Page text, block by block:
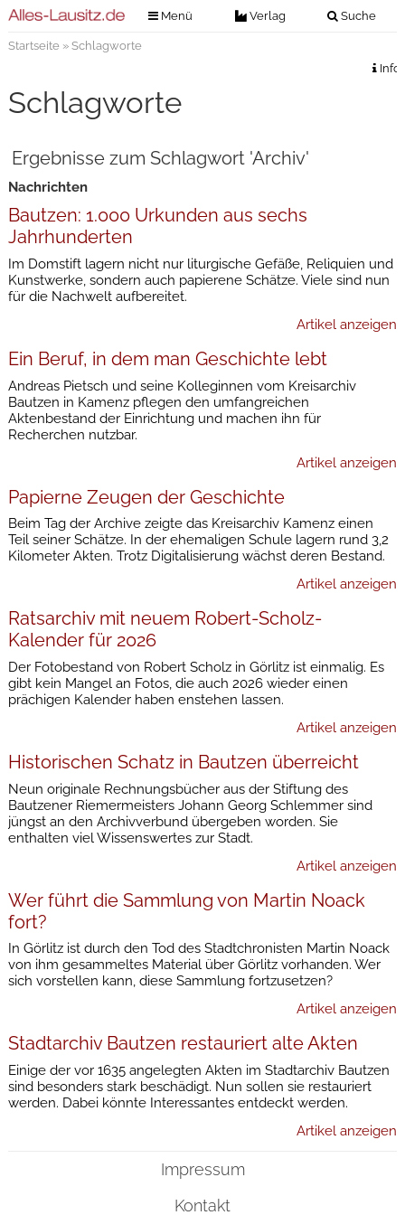
Menü Verlag Suche
Verlag
Kontakt
Anzeigenannahme
Startseite» Schlagworte
Info
Schlagworte
Ergebnisse zum Schlagwort 'Archiv'
Nachrichten
Bautzen: 1.000 Urkunden aus sechs
Jahrhunderten
Im Domstift lagern nicht nur liturgische Gefäße, Reliquien und
Kunstwerke, sondern auch papierene Schätze. Viele sind nun
für die Nachwelt aufbereitet.
Artikel anzeigen
Ein Beruf, in dem man Geschichte lebt
Andreas Pietsch und seine Kolleginnen vom Kreisarchiv
Bautzen in Kamenz pflegen den umfangreichen
Aktenbestand der Einrichtung und machen ihn für
Recherchen nutzbar.
Artikel anzeigen
Papierne Zeugen der Geschichte
Beim Tag der Archive zeigte das Kreisarchiv Kamenz einen
Teil seiner Schätze. In der ehemaligen Schule lagern rund 3,2
Kilometer Akten. Trotz Digitalisierung wächst deren Bestand.
Artikel anzeigen
Ratsarchiv mit neuem Robert-Scholz-
Kalender für 2026
Der Fotobestand von Robert Scholz in Görlitz ist einmalig. Es
gibt kein Mangel an Fotos, die auch 2026 wieder einen
prächigen Kalender haben enstehen lassen.
Artikel anzeigen
Historischen Schatz in Bautzen überreicht
Neun originale Rechnungsbücher aus der Stiftung des
Bautzener Riemermeisters Johann Georg Schlemmer sind
jüngst an den Archivverbund übergeben worden. Sie
enthalten viel Wissenswertes zur Stadt.
Artikel anzeigen
Wer führt die Sammlung von Martin Noack
fort?
In Görlitz ist durch den Tod des Stadtchronisten Martin Noack
von ihm gesammeltes Material über Görlitz vorhanden. Wer
sich vorstellen kann, diese Sammlung fortzusetzen?
Artikel anzeigen
Stadtarchiv Bautzen restauriert alte Akten
Einige der vor 1635 angelegten Akten im Stadtarchiv Bautzen
sind besonders stark beschädigt. Nun sollen sie restauriert
werden. Dabei könnte Interessantes entdeckt werden.
Artikel anzeigen
Impressum
Kontakt